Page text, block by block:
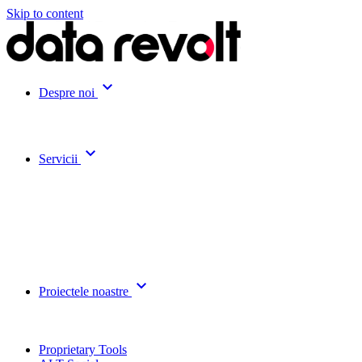
Skip to content
Despre noi expand_more
Servicii expand_more
Proiectele noastre expand_more
Proprietary Tools